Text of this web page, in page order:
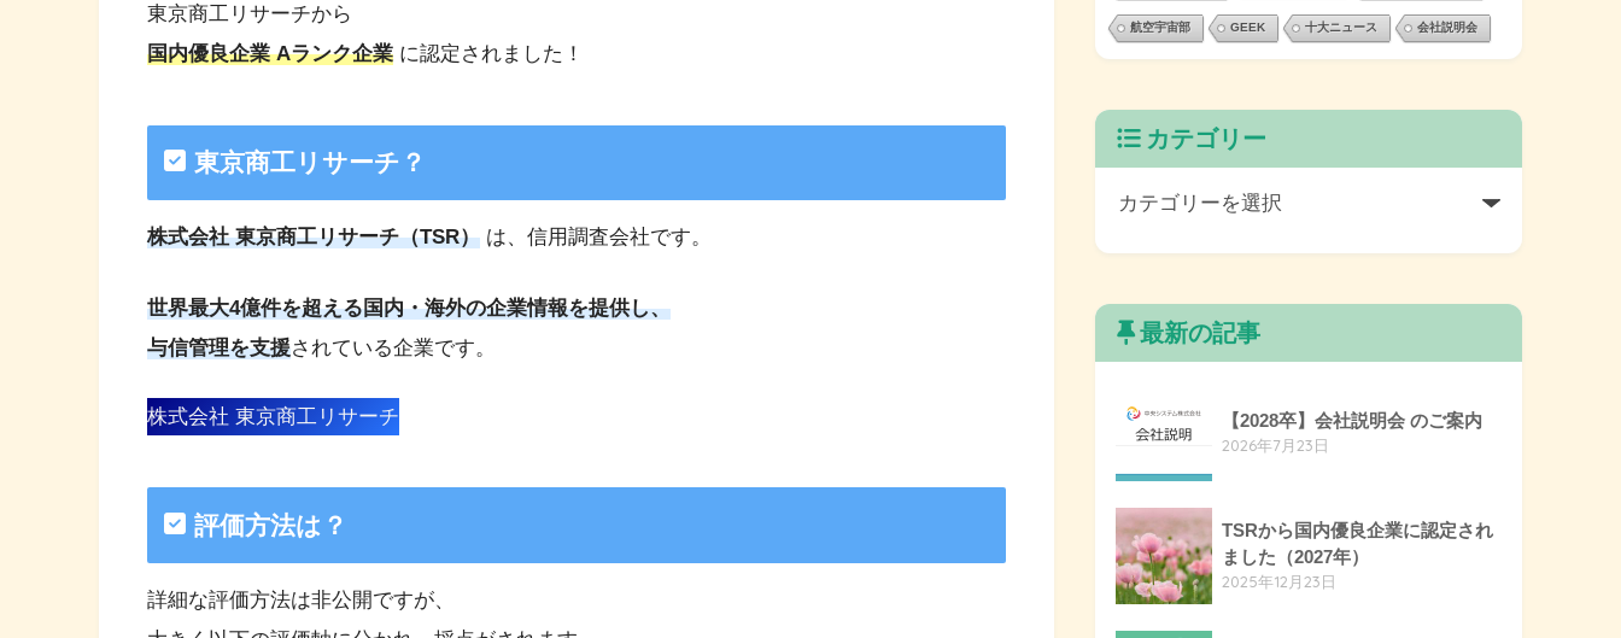
東京商工リサーチから
国内優良企業 Aランク企業 に認定されました！
東京商工リサーチ？
株式会社 東京商工リサーチ（TSR） は、信用調査会社です。
世界最大4億件を超える国内・海外の企業情報を提供し、
与信管理を支援されている企業です。
株式会社 東京商工リサーチ
評価方法は？
詳細な評価方法は非公開ですが、
航空宇宙部 GEEK 十大ニュース 会社説明会
カテゴリー
最新の記事
【2028卒】会社説明会 のご案内
2026年7月23日
TSRから国内優良企業に認定され
ました（2027年）
2025年12月23日